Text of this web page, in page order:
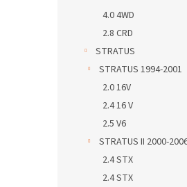
4.0 4WD
2.8 CRD
STRATUS
STRATUS 1994-2001
2.0 16V
2.4 16 V
2.5 V6
STRATUS II 2000-
2.4 STX
2.4 STX